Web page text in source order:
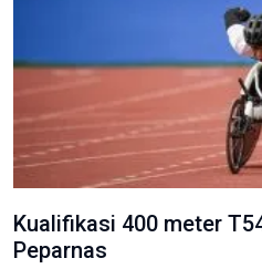
Kualifikasi 400 meter
Peparnas